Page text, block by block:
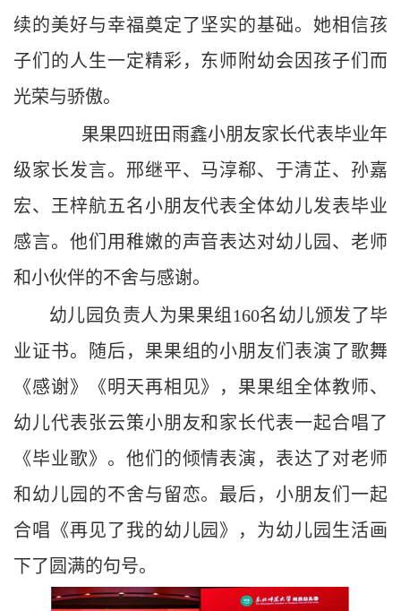
续的美好与幸福奠定了坚实的基础。她相信孩
子们的人生一定精彩，东师附幼会因孩子们而
光荣与骄傲。
果果四班田雨鑫小朋友家长代表毕业年
级家长发言。邢继平、马淳郗、于清芷、孙嘉
宏、王梓航五名小朋友代表全体幼儿发表毕业
感言。他们用稚嫩的声音表达对幼儿园、老师
和小伙伴的不舍与感谢。
幼儿园负责人为果果组160名幼儿颁发了毕
业证书。随后，果果组的小朋友们表演了歌舞
《感谢》《明天再相见》，果果组全体教师、
幼儿代表张云策小朋友和家长代表一起合唱了
《毕业歌》。他们的倾情表演，表达了对老师
和幼儿园的不舍与留恋。最后，小朋友们一起
合唱《再见了我的幼儿园》，为幼儿园生活画
下了圆满的句号。